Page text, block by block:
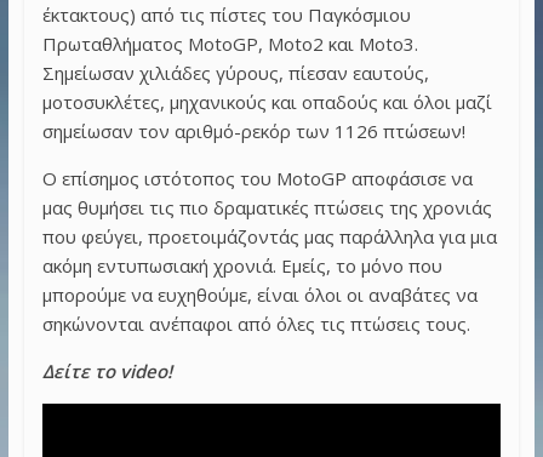
έκτακτους) από τις πίστες του Παγκόσμιου
Πρωταθλήματος MotoGP, Moto2 και Moto3.
Σημείωσαν χιλιάδες γύρους, πίεσαν εαυτούς,
μοτοσυκλέτες, μηχανικούς και οπαδούς και όλοι μαζί
σημείωσαν τον αριθμό-ρεκόρ των 1126 πτώσεων!
Ο επίσημος ιστότοπος του MotoGP αποφάσισε να
μας θυμήσει τις πιο δραματικές πτώσεις της χρονιάς
που φεύγει, προετοιμάζοντάς μας παράλληλα για μια
ακόμη εντυπωσιακή χρονιά. Εμείς, το μόνο που
μπορούμε να ευχηθούμε, είναι όλοι οι αναβάτες να
σηκώνονται ανέπαφοι από όλες τις πτώσεις τους.
Δείτε το video!